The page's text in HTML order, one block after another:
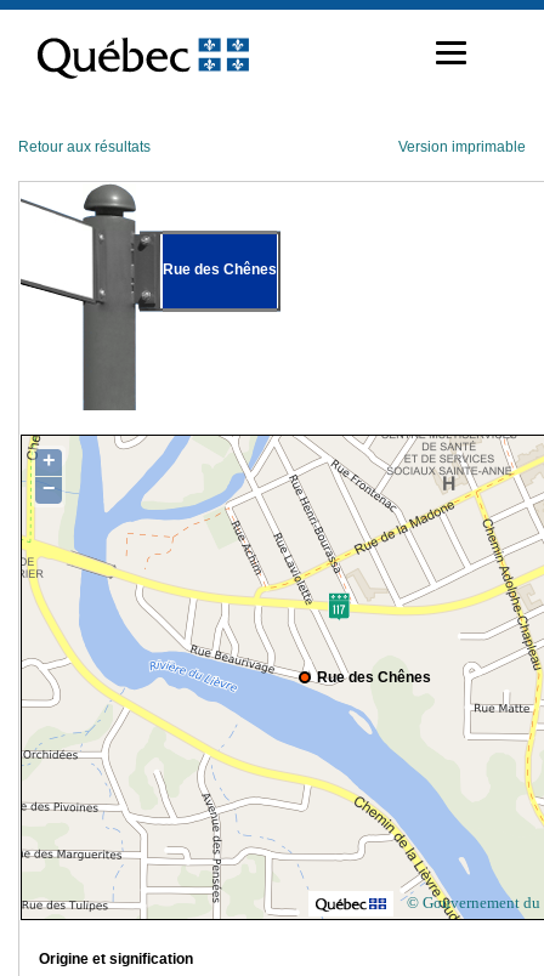
contenu
Retour aux résultats Version imprimable
Rue des Chênes
Rue des Chênes
+
−
© Gouvernement du
Origine et signification